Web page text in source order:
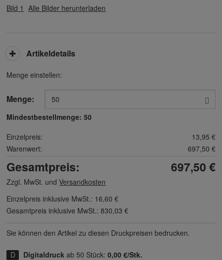
Bild 1
Alle Bilder herunterladen
Menge einstellen:
Menge:
Mindestbestellmenge:50
Einzelpreis:
13,95 €
Warenwert:
697,50 €
Gesamtpreis: 697,50 €
Zzgl. MwSt. undVersandkosten
Einzelpreis inklusive MwSt.: 16,60 €
Gesamtpreis inklusive MwSt.:830,03 €
Sie können den Artikel zu diesen Druck­preisen bedrucken.
Digitaldruck ab 50 Stück:0,00 €/Stk.
Artikeldetails